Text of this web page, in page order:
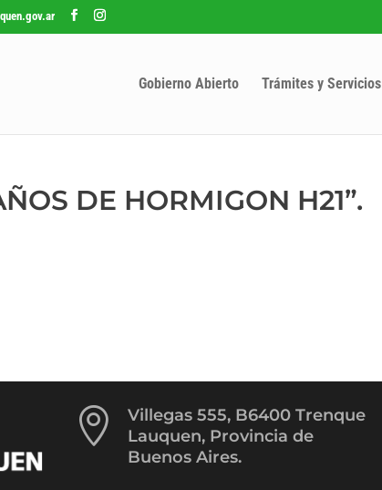
Gobierno Abierto Trámites y Servicios
DE HORMIGON H21”.

Villegas 555, B6400 Trenque
Lauquen, Provincia de
Buenos Aires.